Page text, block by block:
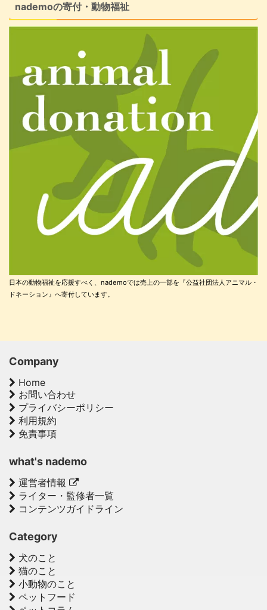
nademoの寄付・動物福祉
日本の動物福祉を応援すべく、nademoでは売上の一部を『公益社団法人アニマル・
ドネーション』へ寄付しています。
Company
Home
お問い合わせ
プライバシーポリシー
利用規約
免責事項
what's nademo
運営者情報
ライター・監修者一覧
コンテンツガイドライン
Category
犬のこと
猫のこと
小動物のこと
ペットフード